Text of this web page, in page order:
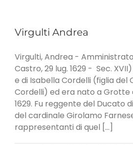
Virgulti Andrea
Virgulti, Andrea -
Castro, 29 lug. 1629 - Sec.
e di Isabella Cordelli (figlia del
Cordelli) ed era nato a Grotte
1629. Fu reggente del Ducato
del cardinale Girolamo
rappresentanti di quel [...]